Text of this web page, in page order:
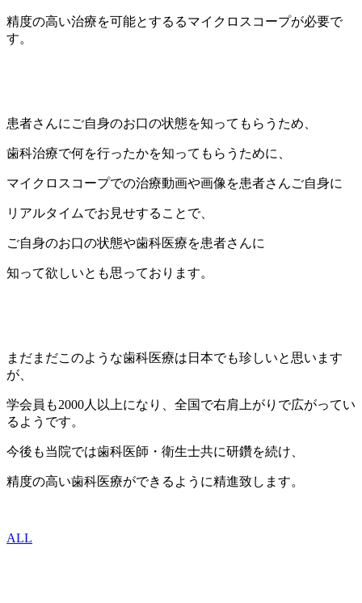
精度の高い治療を可能とするるマイクロスコープが必要で
す。
患者さんにご自身のお口の状態を知ってもらうため、
歯科治療で何を行ったかを知ってもらうために、
マイクロスコープでの治療動画や画像を患者さんご自身に
リアルタイムでお見せすることで、
ご自身のお口の状態や歯科医療を患者さんに
知って欲しいとも思っております。
まだまだこのような歯科医療は日本でも珍しいと思います
が、
学会員も2000人以上になり、全国で右肩上がりで広がってい
るようです。
今後も当院では歯科医師・衛生士共に研鑽を続け、
精度の高い歯科医療ができるように精進致します。
ALL